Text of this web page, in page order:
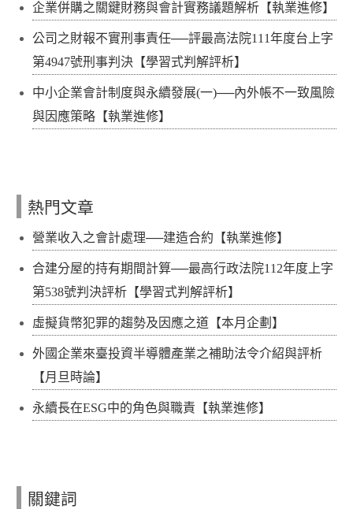
企業併購之關鍵財務與會計實務議題解析【執業進修】
公司之財報不實刑事責任──評最高法院111年度台上字
第4947號刑事判決【學習式判解評析】
中小企業會計制度與永續發展(一)──內外帳不一致風險
與因應策略【執業進修】
熱門文章
營業收入之會計處理──建造合約【執業進修】
合建分屋的持有期間計算──最高行政法院112年度上字
第538號判決評析【學習式判解評析】
虛擬貨幣犯罪的趨勢及因應之道【本月企劃】
外國企業來臺投資半導體產業之補助法令介紹與評析
【月旦時論】
永續長在ESG中的角色與職責【執業進修】
關鍵詞